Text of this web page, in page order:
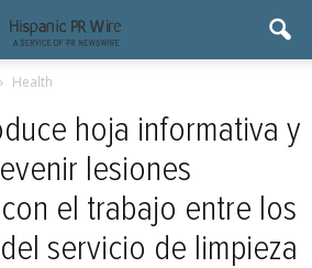
Health
hoja informativa y
lesiones
el trabajo entre los
servicio de limpieza